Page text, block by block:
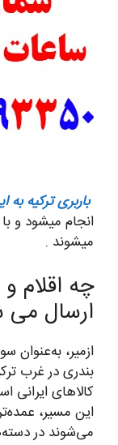
باربری ترکیه به
انجام میشود و
میشوند .
چه اقلام و
ارسال می
ازمیر،
بندری در غرب
کالاهای ایرانی
این مسیر،
می‌شوند در